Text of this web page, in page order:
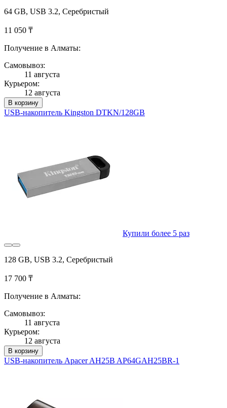
64 GB, USB 3.2, Серебристый
11 050 ₸
Получение в Алматы:
Самовывоз:
11 августа
Курьером:
12 августа
В корзину
USB-накопитель Kingston DTKN/128GB
Купили более 5 раз
128 GB, USB 3.2, Серебристый
17 700 ₸
Получение в Алматы:
Самовывоз:
11 августа
Курьером:
12 августа
В корзину
USB-накопитель Apacer AH25B AP64GAH25BR-1